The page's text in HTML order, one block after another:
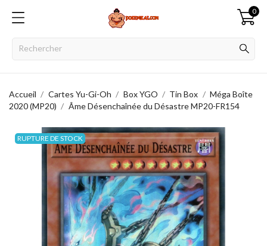
0
Accueil Cartes Yu-Gi-Oh Box YGO Tin Box
Méga Boîte
2020 (MP20)
Âme Désenchaînée du Désastre MP20-FR154
RUPTURE DE STOCK